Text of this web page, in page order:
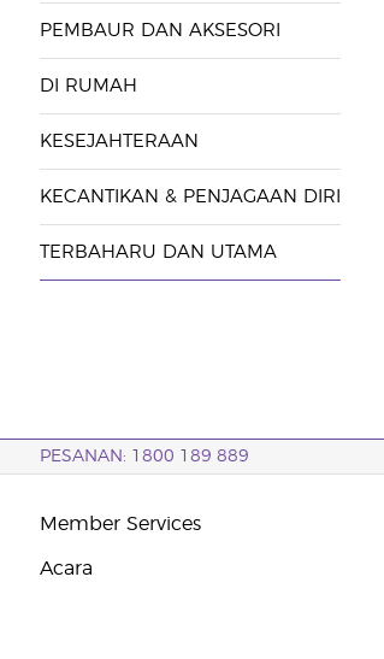
PEMBAUR DAN AKSESORI
DI RUMAH
KESEJAHTERAAN
KECANTIKAN & PENJAGAAN DIRI
TERBAHARU DAN UTAMA
PESANAN: 1800 189 889
Member Services
Acara